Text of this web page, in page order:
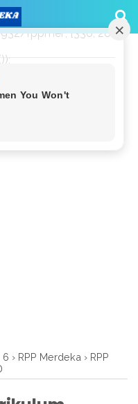
|| {cmd: []};
rppmer', [336, 280],
6 › RPP Merdeka › RPP